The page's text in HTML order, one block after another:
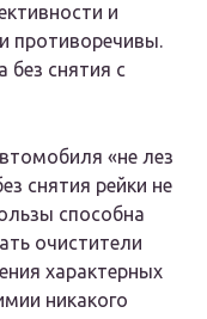
и
противоречивы.
снятия с
«не лез
снятия рейки не
способна
очистители
характерных
никакого